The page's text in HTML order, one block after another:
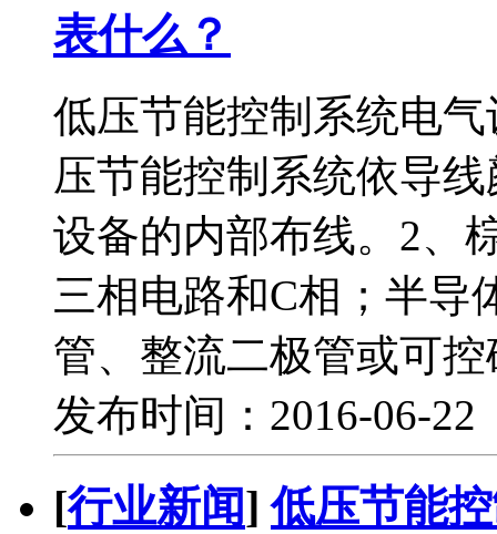
表什么？
低压节能控制系统电
压节能控制系统依导
设备的内部布线。2、
三相电路和C相；半导
管、整流二极管或可
发布时间：2016-06-
[行业新闻]低压节能